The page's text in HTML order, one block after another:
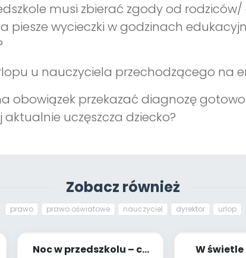
musi zbierać zgody od
piesze wycieczki w godzinach
u nauczyciela przechodzącego na
obowiązek przekazać diagnozę
uczęszcza dziecko?
Zobacz również
prawo prawo oświatowe nauczyciel dyrektor urlop
Noc w przedszkolu – co
W